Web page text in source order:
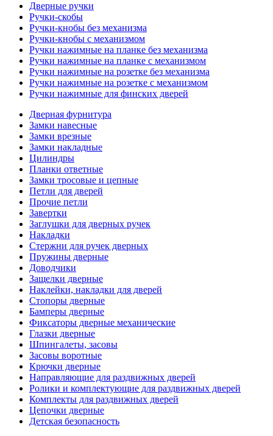
Дверные ручки
Ручки-скобы
Ручки-кнобы без механизма
Ручки-кнобы с механизмом
Ручки нажимные на планке без механизма
Ручки нажимные на планке с механизмом
Ручки нажимные на розетке без механизма
Ручки нажимные на розетке с механизмом
Ручки нажимные для финских дверей
Дверная фурнитура
Замки навесные
Замки врезные
Замки накладные
Цилиндры
Планки ответные
Замки тросовые и цепные
Петли для дверей
Прочие петли
Завертки
Заглушки для дверных ручек
Накладки
Стержни для ручек дверных
Пружины дверные
Доводчики
Защелки дверные
Наклейки, накладки для дверей
Стопоры дверные
Бамперы дверные
Фиксаторы дверные механические
Глазки дверные
Шпингалеты, засовы
Засовы воротные
Крючки дверные
Направляющие для раздвижных дверей
Ролики и комплектующие для раздвижных дверей
Комплекты для раздвижных дверей
Цепочки дверные
Детская безопасность